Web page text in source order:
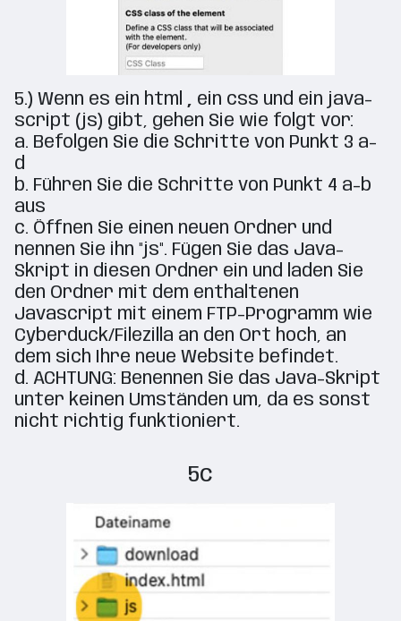
5.) Wenn es ein html , ein css und ein java-
script (js) gibt, gehen Sie wie folgt vor:
a. Befolgen Sie die Schritte von Punkt 3 a-
d
b. Führen Sie die Schritte von Punkt 4 a-b
aus
c. Öffnen Sie einen neuen Ordner und
nennen Sie ihn "js". Fügen Sie das Java-
Skript in diesen Ordner ein und laden Sie
den Ordner mit dem enthaltenen
Javascript mit einem FTP-Programm wie
Cyberduck/Filezilla an den Ort hoch, an
dem sich Ihre neue Website befindet.
d. ACHTUNG: Benennen Sie das Java-Skript
unter keinen Umständen um, da es sonst
nicht richtig funktioniert.
5c